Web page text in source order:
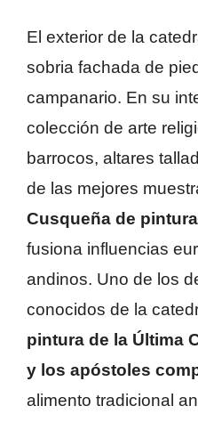
El exterior de la
sobria fachada de
campanario. En su
colección de arte
barrocos, altares
de las mejores
Cusqueña de pintura
fusiona influencias
andinos. Uno de los
conocidos de la
pintura de la Última
y los apóstoles
alimento tradicional